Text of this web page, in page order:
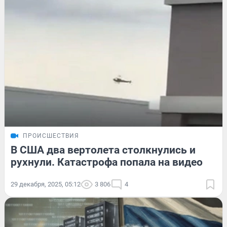
ПРОИСШЕСТВИЯ
В США два вертолета столкнулись и
рухнули. Катастрофа попала на видео
29 декабря, 2025, 05:12 3 806 4